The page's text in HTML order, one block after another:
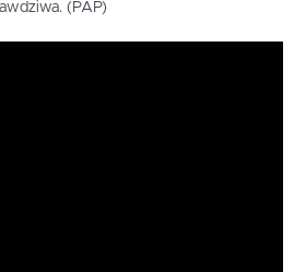
(PAP)